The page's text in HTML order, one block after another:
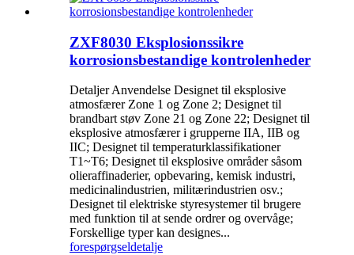
ZXF8030 Eksplosionssikre
korrosionsbestandige kontrolenheder
Detaljer Anvendelse Designet til eksplosive
atmosfærer Zone 1 og Zone 2; Designet til
brandbart støv Zone 21 og Zone 22; Designet til
eksplosive atmosfærer i grupperne IIA, IIB og
IIC; Designet til temperaturklassifikationer
T1~T6; Designet til eksplosive områder såsom
olieraffinaderier, opbevaring, kemisk industri,
medicinalindustrien, militærindustrien osv.;
Designet til elektriske styresystemer til brugere
med funktion til at sende ordrer og overvåge;
Forskellige typer kan designes...
forespørgseldetalje